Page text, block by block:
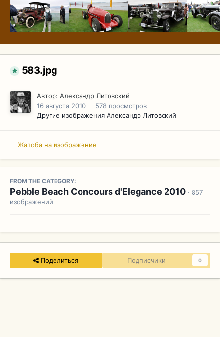
583.jpg
Автор: Александр Литовский
16 августа 2010
578 просмотров
Другие изображения Александр Литовский
Жалоба на изображение
FROM THE CATEGORY:
Pebble Beach Concours d'Elegance 2010 · 857
изображений
Поделиться Подписчики 0